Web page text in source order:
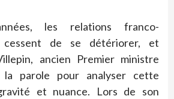
les relations franco-
cessent de se détériorer, et
ancien Premier ministre
parole pour analyser cette
et nuance. Lors de son